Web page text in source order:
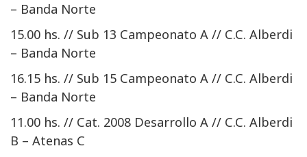
– Banda Norte
15.00 hs. // Sub 13 Campeonato A // C.C. Alberdi
– Banda Norte
16.15 hs. // Sub 15 Campeonato A // C.C. Alberdi
– Banda Norte
11.00 hs. // Cat. 2008 Desarrollo A // C.C. Alberdi
B – Atenas C